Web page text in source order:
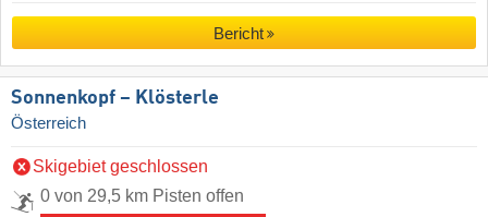
Bericht
Sonnenkopf – Klösterle
Österreich
Skigebiet geschlossen
0 von 29,5 km Pisten offen